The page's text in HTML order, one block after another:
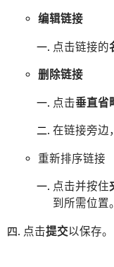
编辑链接
点击链接的
删除链接
点击垂直省
在链接旁边
重新排序链接
点击并按住
到所需位置。
点击提交以保存。